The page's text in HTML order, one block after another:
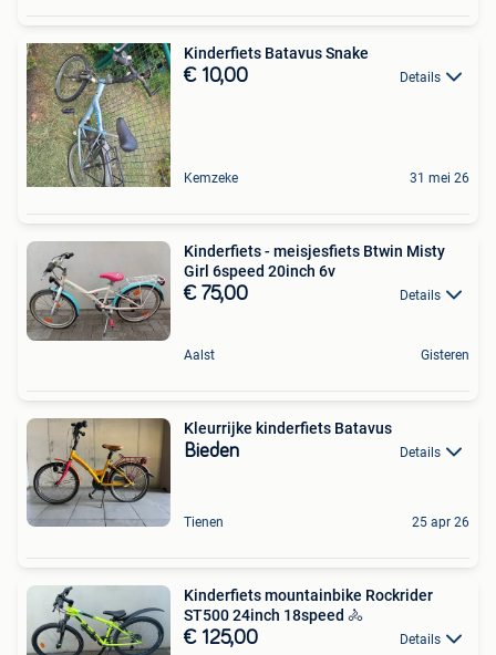
Kinderfiets Batavus Snake
€ 10,00 Details
Kemzeke 31 mei 26
Kinderfiets - meisjesfiets Btwin Misty
Girl 6speed 20inch 6v
€ 75,00 Details
Aalst Gisteren
Kleurrijke kinderfiets Batavus
Bieden Details
Tienen 25 apr 26
Kinderfiets mountainbike Rockrider
ST500 24inch 18speed 🚴
€ 125,00 Details